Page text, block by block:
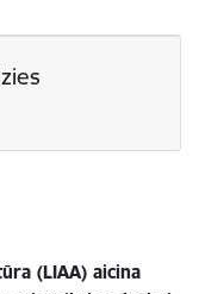
(LIAA) aicina